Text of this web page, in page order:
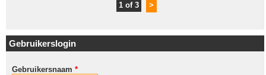
1 of 3 >
Gebruikerslogin
Gebruikersnaam *